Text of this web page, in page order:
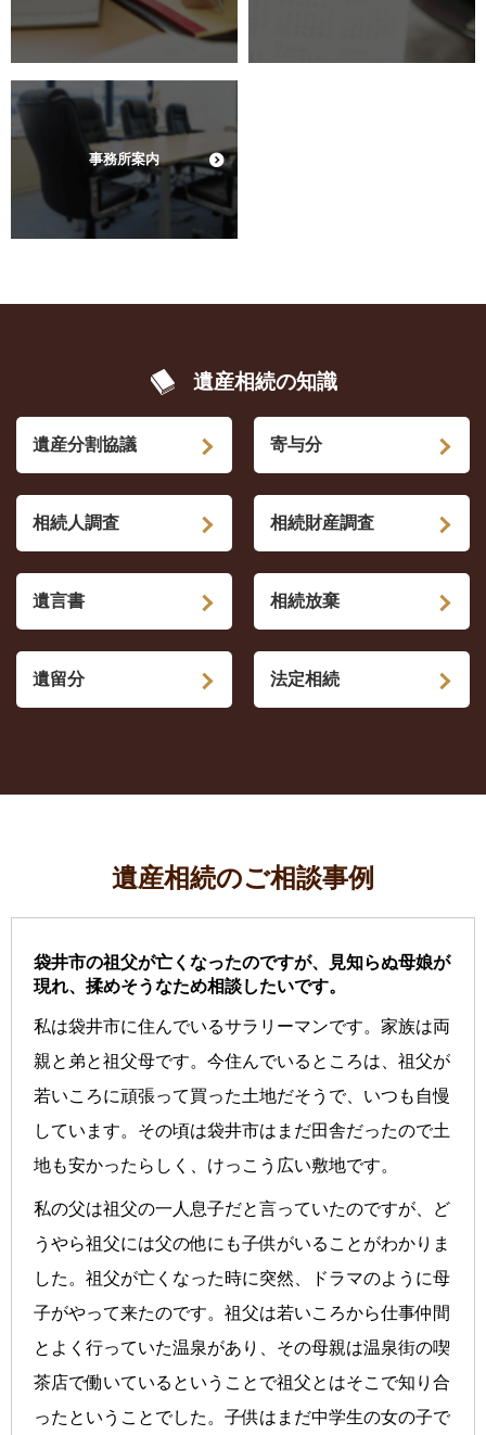
事務所案内
遺産相続の知識
遺産分割協議 寄与分
相続人調査 相続財産調査
遺言書 相続放棄
遺留分 法定相続
遺産相続のご相談事例
袋井市の祖父が亡くなったのですが、見知らぬ母娘が
現れ、揉めそうなため相談したいです。
私は袋井市に住んでいるサラリーマンです。家族は両
親と弟と祖父母です。今住んでいるところは、祖父が
若いころに頑張って買った土地だそうで、いつも自慢
しています。その頃は袋井市はまだ田舎だったので土
地も安かったらしく、けっこう広い敷地です。
私の父は祖父の一人息子だと言っていたのですが、ど
うやら祖父には父の他にも子供がいることがわかりま
した。祖父が亡くなった時に突然、ドラマのように母
子がやって来たのです。祖父は若いころから仕事仲間
とよく行っていた温泉があり、その母親は温泉街の喫
茶店で働いているということで祖父とはそこで知り合
ったということでした。子供はまだ中学生の女の子で